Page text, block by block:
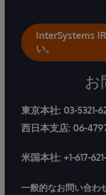
InterSystems
い。
お
東京本社: 03-5321-
西日本支店: 06-
米国本社: +1-617-
一般的なお問い合わ